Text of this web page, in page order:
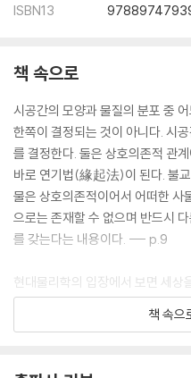
ISBN13
책 속으로
시공간의 모양과 물질의 분포 중
한쪽이 결정되는 것이 아니다. 시
를 결정한다. 둘은 상호의존적 관
바로 연기법(緣起法)이 된다. 불
물은 상호의존적이어서 어떠한 사
으로는 존재할 수 없으며 반드시
를 갖는다는 내용이다. --- p.9
현대물리학의 입장에서 보면 세상
다. 사건은 일회성으로 끝나는 것
이는 물결이 끝나지 않는 것과 같
책 속으